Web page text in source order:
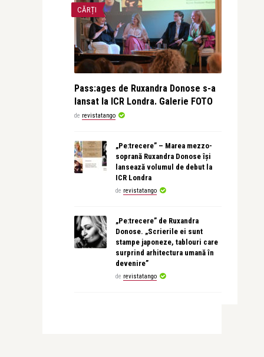
CĂRȚI
Pass:ages de Ruxandra Donose s-a
lansat la ICR Londra. Galerie FOTO
de revistatango
„Pe:trecere” – Marea mezzo-
soprană Ruxandra Donose își
lansează volumul de debut la
ICR Londra
de revistatango
„Pe:trecere” de Ruxandra
Donose. „Scrierile ei sunt
stampe japoneze, tablouri care
surprind arhitectura umană în
devenire”
de revistatango